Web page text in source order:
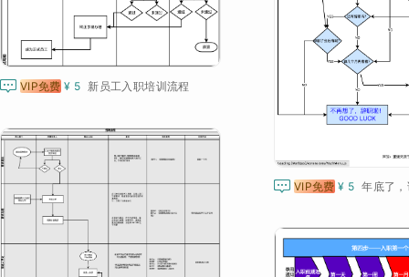
 VIP免费 ¥ 5 新员工入职培训流程
 VIP免费 ¥ 5 年底了